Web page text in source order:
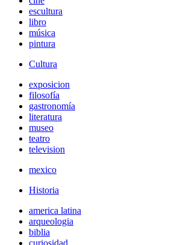
escultura
libro
música
pintura
Cultura
exposicion
filosofía
gastronomía
literatura
museo
teatro
television
mexico
Historia
america latina
arqueologia
biblia
curiosidad